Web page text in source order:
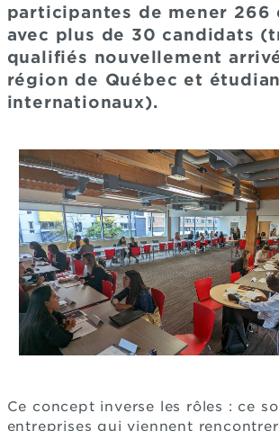
participantes de mener 266
avec plus de 30 candidats
qualifiés nouvellement
région de Québec et
internationaux).
Ce concept inverse les rôles : ce
entreprises qui viennent